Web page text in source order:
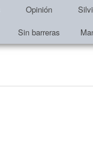
Opinión
Sin barreras